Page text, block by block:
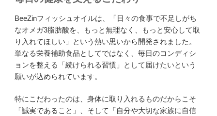
BeeZinフィッシュオイルは、「日々の食事で不足しがち
なオメガ3脂肪酸を、もっと無理なく、もっと安心して取
り入れてほしい」という熱い思いから開発されました。
単なる栄養補助食品としてではなく、毎日のコンディシ
ョンを整える「続けられる習慣」として届けたいという
願いが込められています。
特にこだわったのは、身体に取り入れるものだからこそ
「誠実であること」、そして「自分や大切な家族に自信